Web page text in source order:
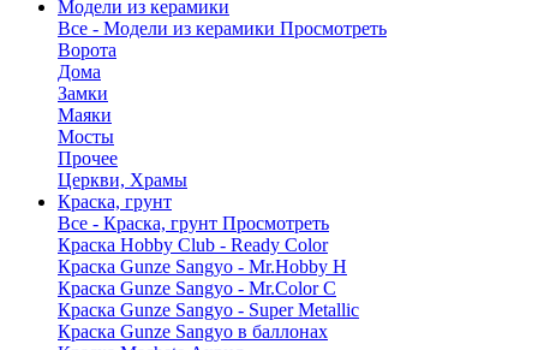
Модели из керамики
Все - Модели из керамики Просмотреть
Ворота
Дома
Замки
Маяки
Мосты
Прочее
Церкви, Храмы
Краска, грунт
Все - Краска, грунт Просмотреть
Краска Hobby Club - Ready Color
Краска Gunze Sangyo - Mr.Hobby H
Краска Gunze Sangyo - Mr.Color C
Краска Gunze Sangyo - Super Metallic
Краска Gunze Sangyo в баллонах